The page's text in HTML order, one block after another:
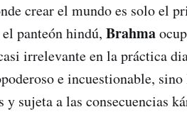
crear el mundo es solo el
panteón hindú, Brahma
irrelevante en la práctica
e incuestionable,
y sujeta a las consecuencias